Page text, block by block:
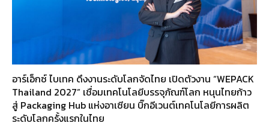
อาร์เอ็กซ์ ไบเทค ดึงงานระดับโลกจัดไทย เปิดตัวงาน “WEPACK
Thailand 2027” เชื่อมเทคโนโลยีบรรจุภัณฑ์โลก หนุนไทยก้าว
สู่ Packaging Hub แห่งอาเซียน บิ๊กอีเวนต์เทคโนโลยีการผลิต
ระดับโลกครั้งแรกในไทย